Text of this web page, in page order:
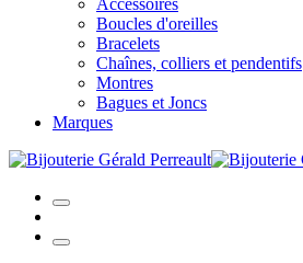
Accessoires
Boucles d'oreilles
Bracelets
Chaînes, colliers et pendentifs
Montres
Bagues et Joncs
Marques